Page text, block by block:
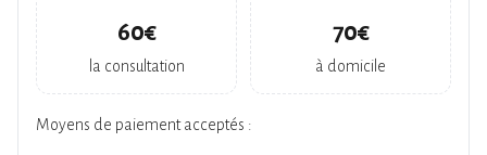
60€
la consultation
70€
à domicile
Moyens de paiement acceptés :